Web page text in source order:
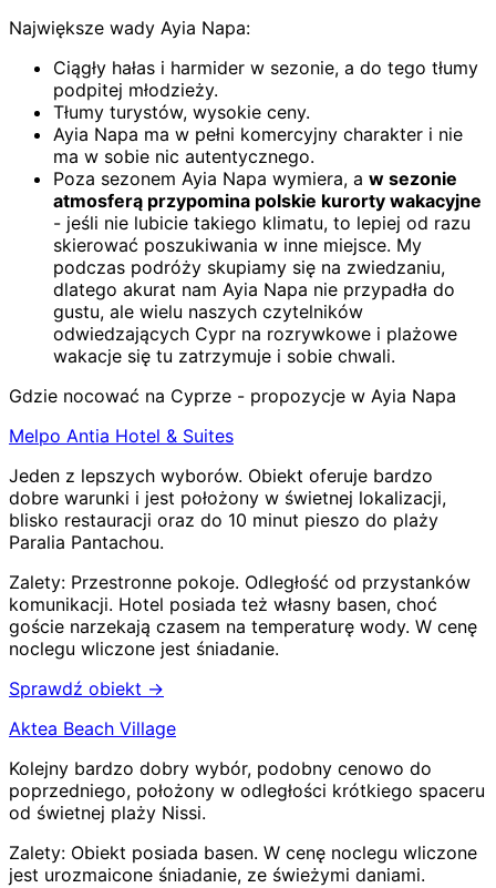
Największe wady Ayia Napa:
Ciągły hałas i harmider w sezonie, a do tego tłumy
podpitej młodzieży.
Tłumy turystów, wysokie ceny.
Ayia Napa ma w pełni komercyjny charakter i nie
ma w sobie nic autentycznego.
Poza sezonem Ayia Napa wymiera, a w sezonie
atmosferą przypomina polskie kurorty wakacyjne
- jeśli nie lubicie takiego klimatu, to lepiej od razu
skierować poszukiwania w inne miejsce. My
podczas podróży skupiamy się na zwiedzaniu,
dlatego akurat nam Ayia Napa nie przypadła do
gustu, ale wielu naszych czytelników
odwiedzających Cypr na rozrywkowe i plażowe
wakacje się tu zatrzymuje i sobie chwali.
Gdzie nocować na Cyprze - propozycje w Ayia Napa
Melpo Antia Hotel & Suites
Jeden z lepszych wyborów. Obiekt oferuje bardzo
dobre warunki i jest położony w świetnej lokalizacji,
blisko restauracji oraz do 10 minut pieszo do plaży
Paralia Pantachou.
Zalety: Przestronne pokoje. Odległość od przystanków
komunikacji. Hotel posiada też własny basen, choć
goście narzekają czasem na temperaturę wody. W cenę
noclegu wliczone jest śniadanie.
Sprawdź obiekt →
Aktea Beach Village
Kolejny bardzo dobry wybór, podobny cenowo do
poprzedniego, położony w odległości krótkiego spaceru
od świetnej plaży Nissi.
Zalety: Obiekt posiada basen. W cenę noclegu wliczone
jest urozmaicone śniadanie, ze świeżymi daniami.